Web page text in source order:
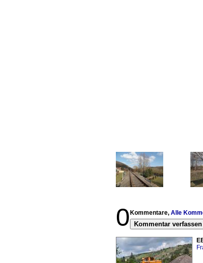
0 Kommentare, Alle
Kommentar verfassen